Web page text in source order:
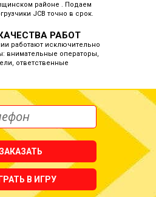
районе . Подаем
JCB точно в срок.
РАБОТ
работают исключительно
внимательные операторы,
ответственные
ЗАКАЗАТЬ
В ИГРУ